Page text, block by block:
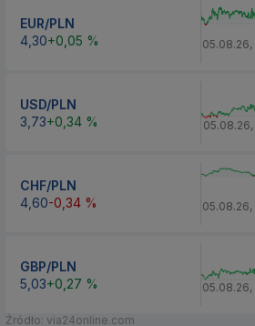
EUR/PLN
4,30+0,05 % 05.08.26,
USD/PLN
3,73+0,34 % 05.08.26,
CHF/PLN
4,60-0,34 % 05.08.26,
GBP/PLN
5,03+0,27 % 05.08.26,
Źródło: via24online.com